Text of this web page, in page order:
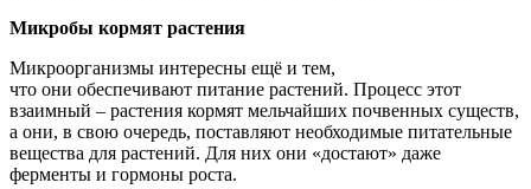
Микробы кормят растения
Микроорганизмы интересны ещё и тем,
что они обеспечивают питание растений. Процесс этот
взаимный – растения кормят мельчайших почвенных существ,
а они, в свою очередь, поставляют необходимые питательные
вещества для растений. Для них они «достают» даже
ферменты и гормоны роста.